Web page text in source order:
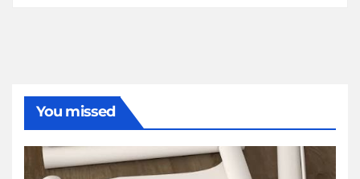
You missed